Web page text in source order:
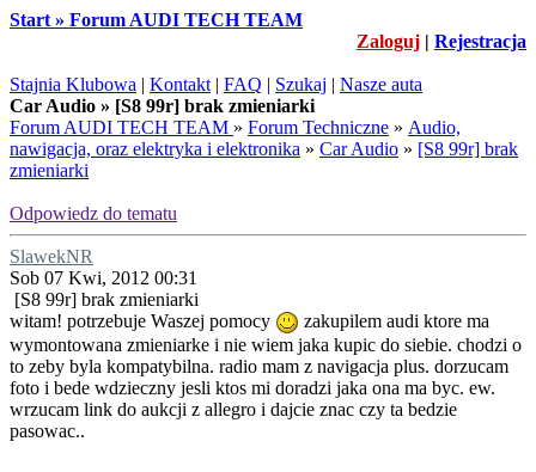
Start » Forum AUDI TECH TEAM
Zaloguj | Rejestracja
Stajnia Klubowa | Kontakt | FAQ | Szukaj | Nasze auta
Car Audio » [S8 99r] brak zmieniarki
Forum AUDI TECH TEAM » Forum Techniczne » Audio,
nawigacja, oraz elektryka i elektronika » Car Audio » [S8 99r] brak
zmieniarki
Odpowiedz do tematu
SlawekNR
Sob 07 Kwi, 2012 00:31
[S8 99r] brak zmieniarki
witam! potrzebuje Waszej pomocy
zakupilem audi ktore ma
wymontowana zmieniarke i nie wiem jaka kupic do siebie. chodzi o
to zeby byla kompatybilna. radio mam z navigacja plus. dorzucam
foto i bede wdzieczny jesli ktos mi doradzi jaka ona ma byc. ew.
wrzucam link do aukcji z allegro i dajcie znac czy ta bedzie
pasowac..